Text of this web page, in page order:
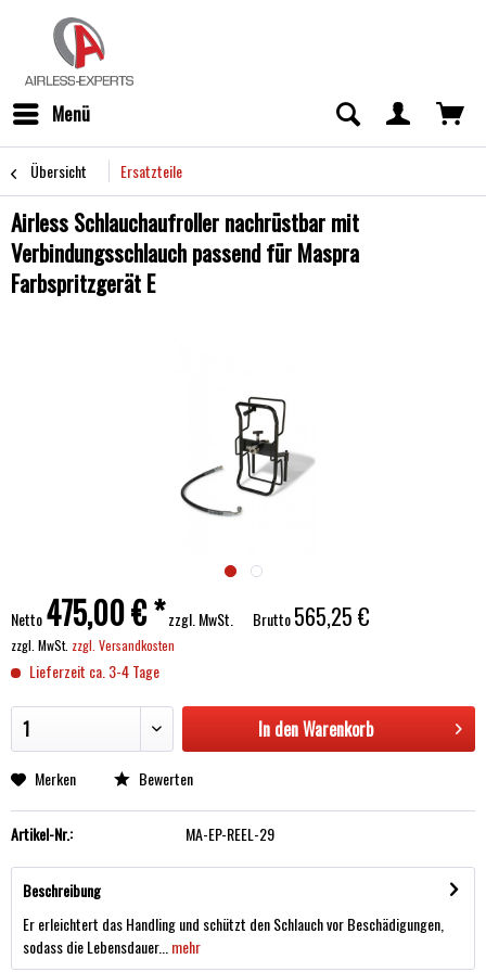
Menü
Übersicht Ersatzteile
Airless Schlauchaufroller nachrüstbar mit
Verbindungsschlauch passend für Maspra
Farbspritzgerät E
Netto475,00 € *zzgl. MwSt. Brutto565,25 €
zzgl. MwSt. zzgl. Versandkosten
Lieferzeit ca. 3-4 Tage
In denWarenkorb
Merken Bewerten
Artikel-Nr.: MA-EP-REEL-29
Beschreibung
Er erleichtert das Handling und schützt den Schlauch vor Beschädigungen,
sodass die Lebensdauer... mehr